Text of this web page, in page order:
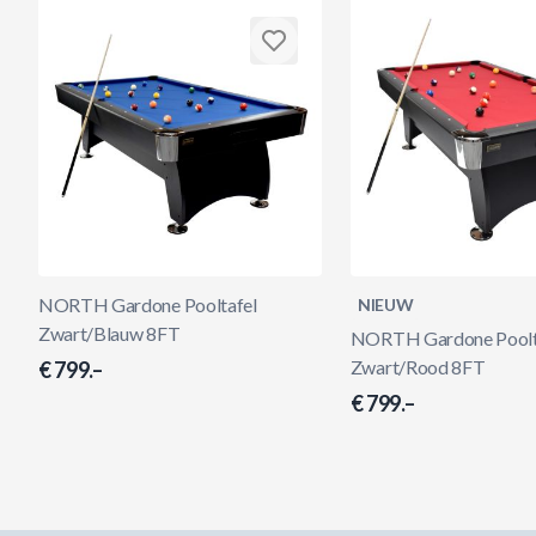
NORTH Gardone Pooltafel
Zwart/Blauw 8FT
€ 799.–
NIEUW
NORTH Gardone
Zwart/Rood 8FT
€ 799.–